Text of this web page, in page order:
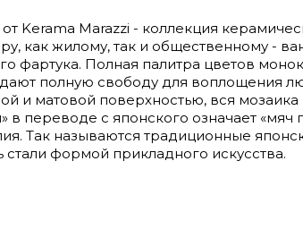
от Kerama Marazzi - коллекция
как жилому, так и общественному -
фартука. Полная палитра цветов
полную свободу для воплощения
и матовой поверхностью, вся
в переводе с японского означает
Так называются традиционные
стали формой прикладного искусства.